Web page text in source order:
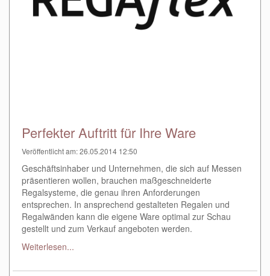
Perfekter Auftritt für Ihre Ware
Veröffentlicht am: 26.05.2014 12:50
Geschäftsinhaber und Unternehmen, die sich auf Messen
präsentieren wollen, brauchen maßgeschneiderte
Regalsysteme, die genau ihren Anforderungen
entsprechen. In ansprechend gestalteten Regalen und
Regalwänden kann die eigene Ware optimal zur Schau
gestellt und zum Verkauf angeboten werden.
Weiterlesen...